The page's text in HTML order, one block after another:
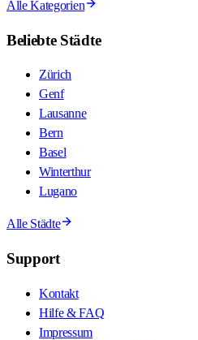
Alle Kategorien
Beliebte Städte
Zürich
Genf
Lausanne
Bern
Basel
Winterthur
Lugano
Alle Städte
Support
Kontakt
Hilfe & FAQ
Impressum